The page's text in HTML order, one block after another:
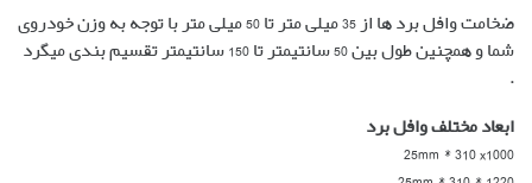
ضخامت وافل برد ها از 35 میلی متر تا 50 میلی متر با توجه به وزن خودروی
شما و همچنین طول بین 50 سانتیمتر تا 150 سانتیمتر تقسیم بندی میگرد
.
ابعاد مختلف وافل برد
25mm * 310 x1000